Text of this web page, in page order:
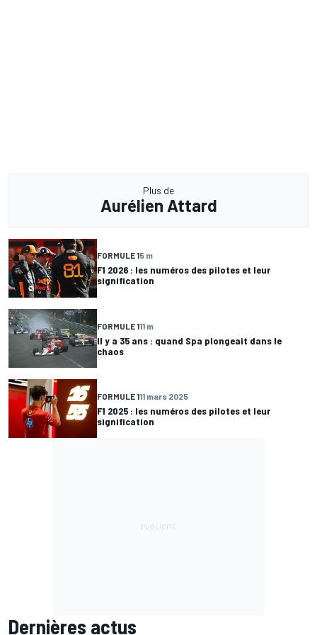
Plus de
Aurélien Attard
FORMULE 15 m
F1 2026 : les numéros des pilotes et leur
signification
FORMULE 111 m
Il y a 35 ans : quand Spa plongeait dans le
chaos
FORMULE 111 mars 2025
F1 2025 : les numéros des pilotes et leur
signification
Dernières actus